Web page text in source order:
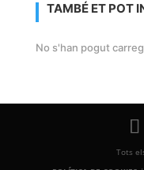
TAMBÉ ET POT
No s'han pogut
Tots